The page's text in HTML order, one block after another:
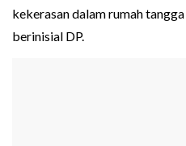
kekerasan dalam rumah
berinisial DP.